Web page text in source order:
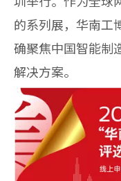
的系列展，华南工
确聚焦中国智能制
解决方案。